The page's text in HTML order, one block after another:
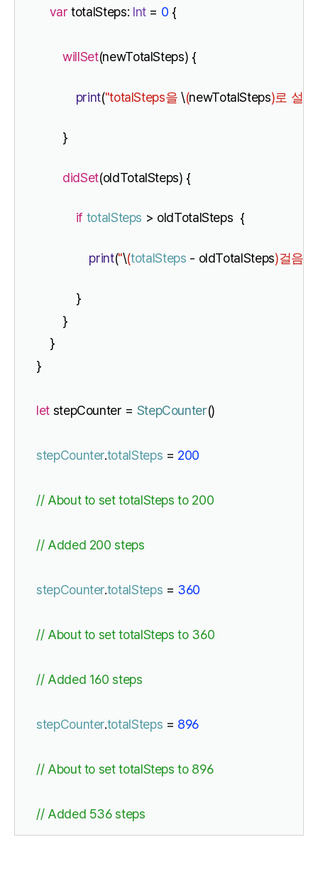
var totalSteps: Int = 0 {
willSet(newTotalSteps) {
print("totalSteps을 \(newTotalSteps)로 설
}
didSet(oldTotalSteps) {
if totalSteps > oldTotalSteps  {
print("\(totalSteps - oldTotalSteps)걸음이
}
}
}
}
let stepCounter = StepCounter()
stepCounter.totalSteps = 200
// About to set totalSteps to 200
// Added 200 steps
stepCounter.totalSteps = 360
// About to set totalSteps to 360
// Added 160 steps
stepCounter.totalSteps = 896
// About to set totalSteps to 896
// Added 536 steps